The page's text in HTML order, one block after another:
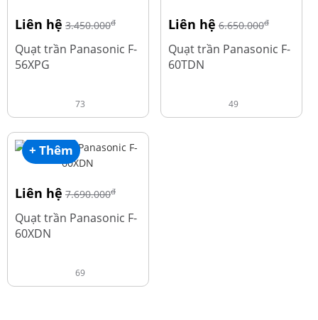
Liên hệ 3.450.000đ
Quạt trần Panasonic F-
56XPG
73
Liên hệ 6.650.000đ
Quạt trần Panasonic F-
60TDN
49
+ Thêm
Liên hệ 7.690.000đ
Quạt trần Panasonic F-
60XDN
69